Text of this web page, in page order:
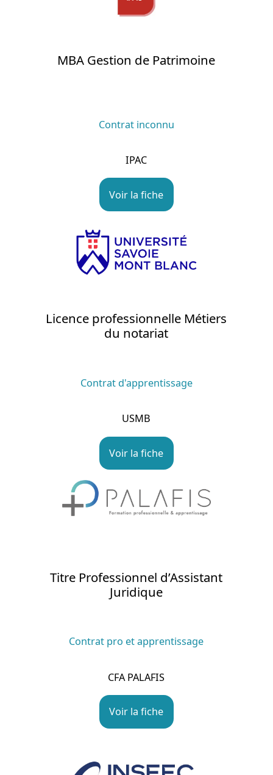
MBA Gestion de Patrimoine
Contrat inconnu
IPAC
Voir la fiche
Licence professionnelle Métiers
du notariat
Contrat d'apprentissage
USMB
Voir la fiche
Titre Professionnel d’Assistant
Juridique
Contrat pro et apprentissage
CFA PALAFIS
Voir la fiche